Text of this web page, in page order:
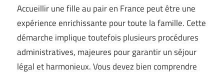
Accueillir une fille au pair en France peut être une
expérience enrichissante pour toute la famille. Cette
démarche implique toutefois plusieurs procédures
administratives, majeures pour garantir un séjour
légal et harmonieux. Vous devez bien comprendre